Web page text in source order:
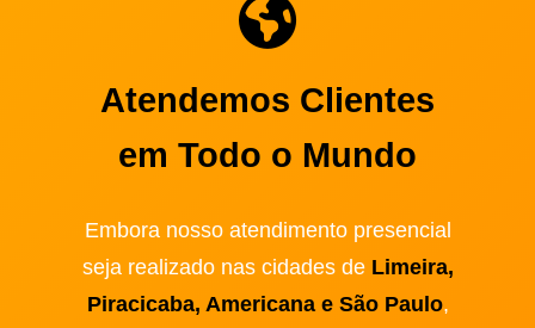
Atendemos Clientes
em Todo o Mundo
Embora nosso atendimento presencial
seja realizado nas cidades de Limeira,
Piracicaba, Americana e São Paulo,